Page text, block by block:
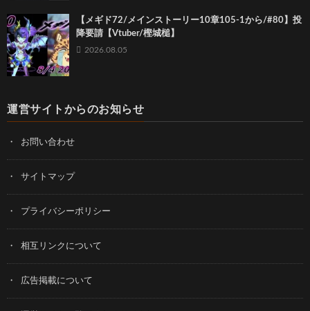
【メギド72/メインストーリー10章105-1から/#80】投
降要請【Vtuber/樫城槌】
2026.08.05
運営サイトからのお知らせ
お問い合わせ
サイトマップ
プライバシーポリシー
相互リンクについて
広告掲載について